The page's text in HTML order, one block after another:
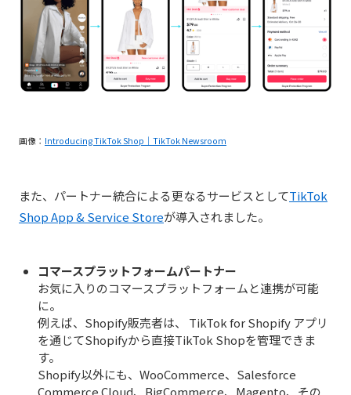
画像： Introducing TikTok Shop｜TikTok Newsroom
また、パートナー統合による更なるサービスとしてTikTok
Shop App & Service Storeが導入されました。
コマースプラットフォームパートナー
お気に入りのコマースプラットフォームと連携が可能
に。
例えば、Shopify販売者は、 TikTok for Shopify アプリ
を通じてShopifyから直接TikTok Shopを管理できま
す。
Shopify以外にも、WooCommerce、Salesforce
Commerce Cloud、BigCommerce、Magento、その